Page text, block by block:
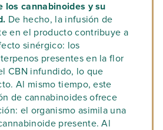
los cannabinoides y su
De hecho, la infusión de
en el producto contribuye a
sinérgico: los
presentes en la flor
CBN infundido, lo que
Al mismo tiempo, este
de cannabinoides ofrece
el organismo asimila una
presente. Al